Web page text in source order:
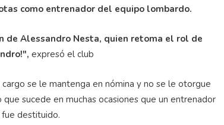
como entrenador del equipo lombardo.
de Alessandro Nesta, quien retoma el rol de
expresó el club
se le mantenga en nómina y no se le otorgue
sucede en muchas ocasiones que un entrenador
destituido.